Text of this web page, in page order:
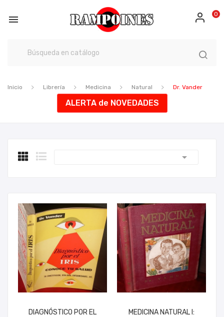
 0
Inicio Librería Medicina Natural Dr. Vander
ALERTA de NOVEDADES

DIAGNÓSTICO POR EL
MEDICINA NATURAL I: